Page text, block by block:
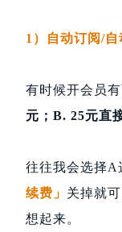
1）自动订阅/自
有时候开会员有
元；B. 25元直
往往我会选择A
续费」 关掉就
想起来。